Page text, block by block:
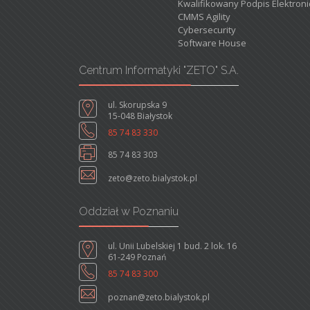
Kwalifikowany Podpis
CMMS Agility
Cybersecurity
Software House
Centrum Informatyki "ZETO" S.A.
ul. Skorupska 9
15-048 Białystok
85 74 83 330
85 74 83 303
zeto@zeto.bialystok.pl
Oddział w Poznaniu
ul. Unii Lubelskiej 1 bud. 2 lok. 16
61-249 Poznań
85 74 83 300
poznan@zeto.bialystok.pl